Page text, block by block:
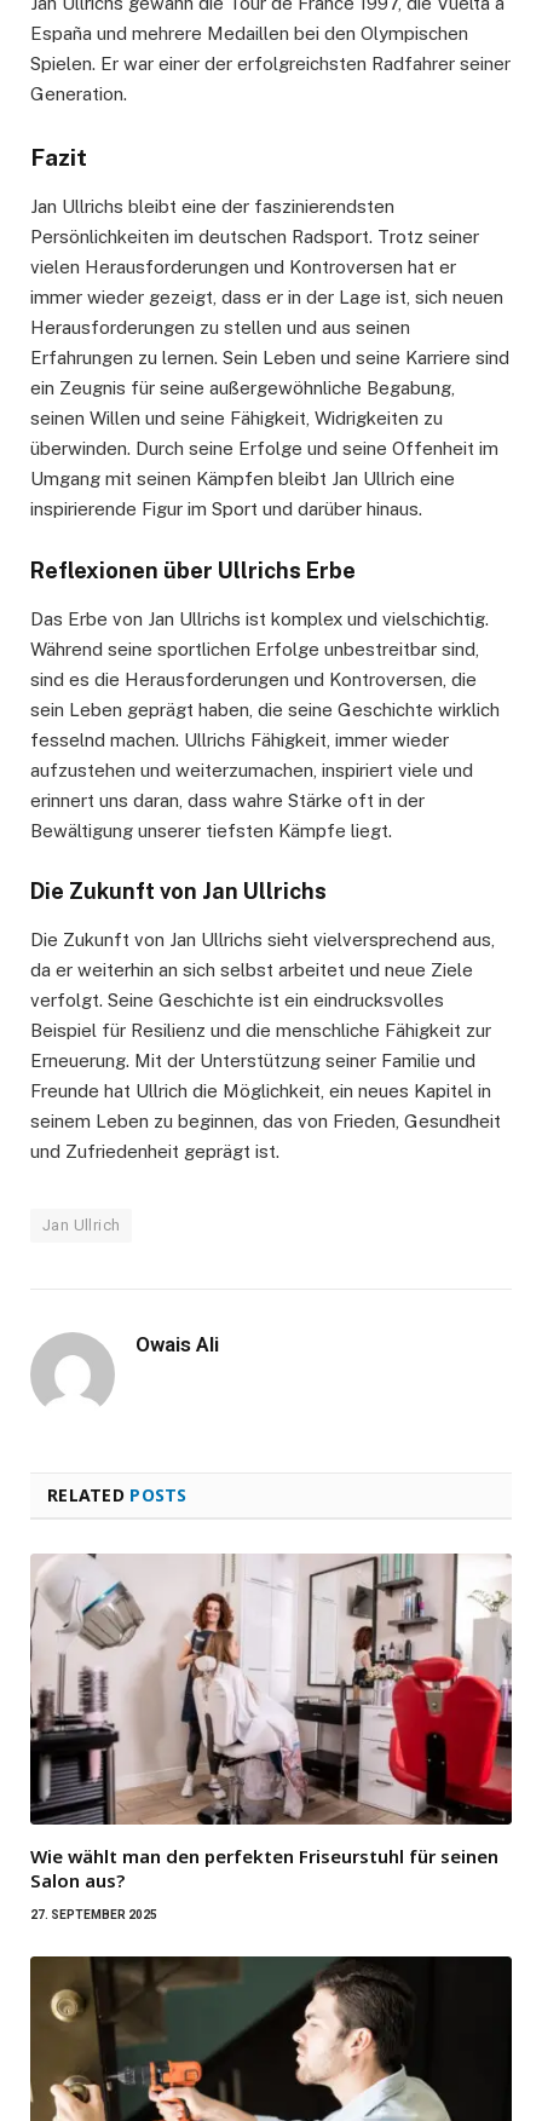
España und mehrere Medaillen bei den Olympischen
Spielen. Er war einer der erfolgreichsten Radfahrer seiner
Generation.
Fazit
Jan Ullrichs bleibt eine der faszinierendsten
Persönlichkeiten im deutschen Radsport. Trotz seiner
vielen Herausforderungen und Kontroversen hat er
immer wieder gezeigt, dass er in der Lage ist, sich neuen
Herausforderungen zu stellen und aus seinen
Erfahrungen zu lernen. Sein Leben und seine Karriere sind
ein Zeugnis für seine außergewöhnliche Begabung,
seinen Willen und seine Fähigkeit, Widrigkeiten zu
überwinden. Durch seine Erfolge und seine Offenheit im
Umgang mit seinen Kämpfen bleibt Jan Ullrich eine
inspirierende Figur im Sport und darüber hinaus.
Reflexionen über Ullrichs Erbe
Das Erbe von Jan Ullrichs ist komplex und vielschichtig.
Während seine sportlichen Erfolge unbestreitbar sind,
sind es die Herausforderungen und Kontroversen, die
sein Leben geprägt haben, die seine Geschichte wirklich
fesselnd machen. Ullrichs Fähigkeit, immer wieder
aufzustehen und weiterzumachen, inspiriert viele und
erinnert uns daran, dass wahre Stärke oft in der
Bewältigung unserer tiefsten Kämpfe liegt.
Die Zukunft von Jan Ullrichs
Die Zukunft von Jan Ullrichs sieht vielversprechend aus,
da er weiterhin an sich selbst arbeitet und neue Ziele
verfolgt. Seine Geschichte ist ein eindrucksvolles
Beispiel für Resilienz und die menschliche Fähigkeit zur
Erneuerung. Mit der Unterstützung seiner Familie und
Freunde hat Ullrich die Möglichkeit, ein neues Kapitel in
seinem Leben zu beginnen, das von Frieden, Gesundheit
und Zufriedenheit geprägt ist.
Jan Ullrich
Owais Ali
RELATED POSTS
Wie wählt man den perfekten Friseurstuhl für seinen
Salon aus?
27. SEPTEMBER 2025